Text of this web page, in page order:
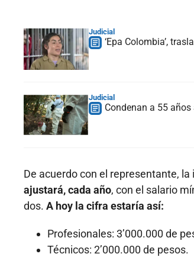
Judicial
‘Epa Colombia’,
Judicial
Condenan a 55
De acuerdo con el representante, la
ajustará, cada año, con el salario
dos. A hoy la cifra estaría así:
Profesionales: 3’000.000 de
Técnicos: 2’000.000 de pesos.